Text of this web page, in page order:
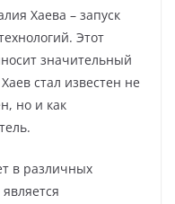
Хаева – запуск
Этот
значительный
стал известен не
но и как
в различных